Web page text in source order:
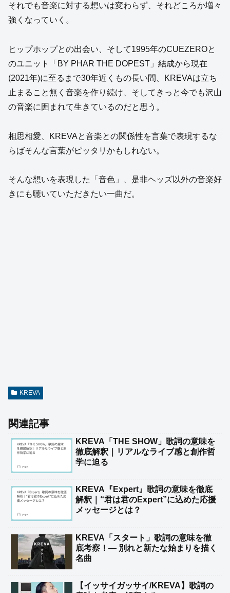
それでも音楽に対する想いは変わらず、それどころか増々
強くなっていく。
ヒップホップとの出会い、そして1995年のCUEZEROと
のユニット「BY PHAR THE DOPEST」結成から現在
(2021年)に至るまで30年近くもの長い間、KREVAは立ち
止まること無く音楽を作り続け、そしてきっと今でも沢山
の音楽に囲まれて生きているのだと思う。
相思相愛、KREVAと音楽との関係性を言葉で表現するな
らばそんな言葉がピッタリかもしれない。
そんな想いを表現した「音色」、是非ヘッズ以外の音楽好
きにも聴いていただきたい一曲だ。
KREVA
関連記事
KREVA「THE SHOW」歌詞の意味を
徹底解釈｜リアルなライブ感と創作哲
学に迫る
KREVA『Expert』歌詞の意味を徹底
解釈｜“君は君のExpert”に込めた応援
メッセージとは？
KREVA「スタート」歌詞の意味を徹
底考察！— 別れと新たな始まりを描く
名曲
【イッサイガッサイ/KREVA】歌詞の